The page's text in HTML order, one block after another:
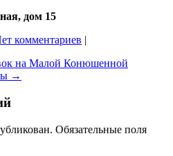
дом 15
комментариев |
на Малой Конюшенной
→
Обязательные поля